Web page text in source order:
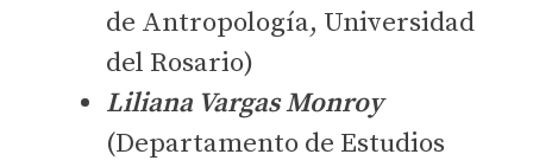
de Antropología, Universidad
del Rosario)
Liliana Vargas Monroy
(Departamento de Estudios